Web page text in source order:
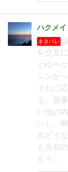
ハクメイ
ネタバレ
を交互
とゆー
シンか
それに
る。無
い他の
いし、
次どう
も当初
もう、